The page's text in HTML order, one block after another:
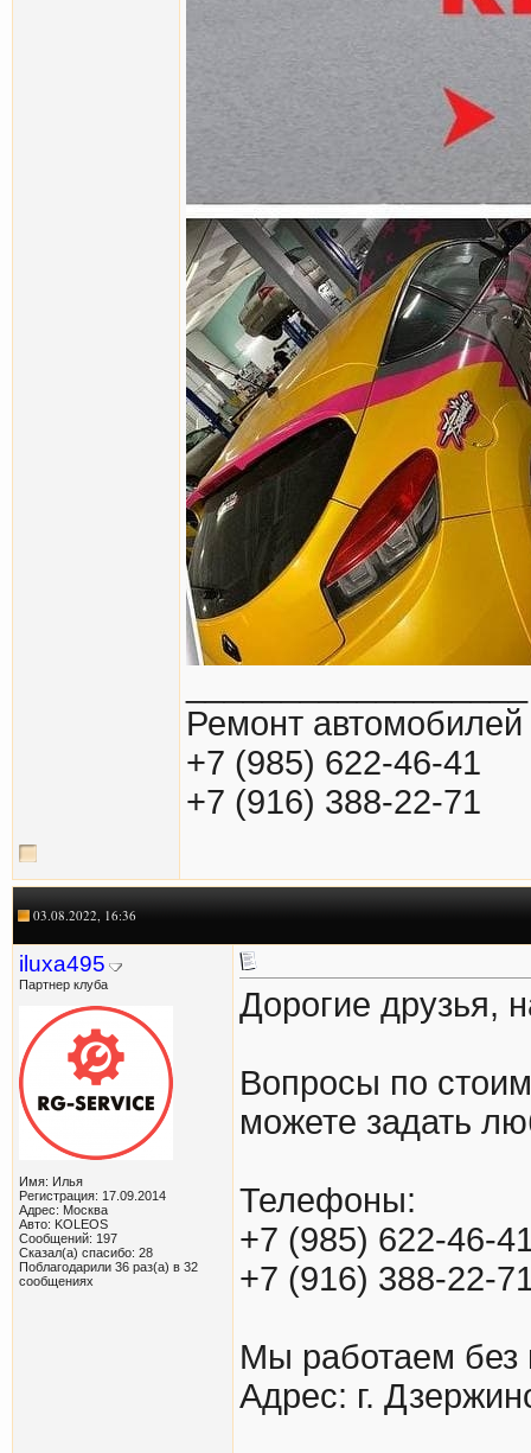
Ремонт
+7 (985) 622-46-41
+7 (916) 388-22-71
03.08.2022, 16:36
iluxa495
Партнер клуба
Имя: Илья
Регистрация: 17.09.2014
Адрес: Москва
Авто: KOLEOS
Сообщений: 197
Сказал(а) спасибо: 28
Поблагодарили 36 раз(а) в 32
сообщениях
Дорогие друзья,
Вопросы по
можете задать
Телефоны:
+7 (985) 622-46-
+7 (916) 388-22-
Мы работаем без
Адрес: г.